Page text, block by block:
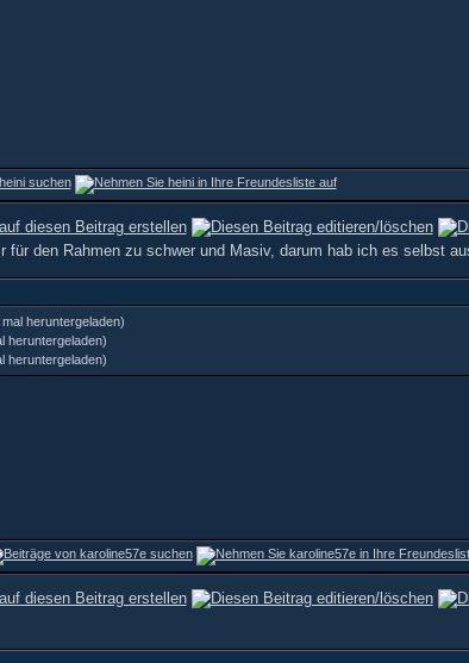
für den Rahmen zu schwer und Masiv, darum hab ich es selbst
mal heruntergeladen)
heruntergeladen)
heruntergeladen)